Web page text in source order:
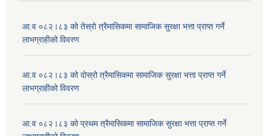
आ.व ०८२।८३ को तेस्रो त्रैमासिकमा सामाजिक सुरक्षा भत्ता प्राप्त गर्ने
लाभग्राहीको विवरण
आ.व ०८२।८३ को दोस्रो त्रैमासिकमा सामाजिक सुरक्षा भत्ता प्राप्त गर्ने
लाभग्राहीको विवरण
आ.व ०८२।८३ को प्रथम त्रैमासिकमा सामाजिक सुरक्षा भत्ता प्राप्त गर्ने